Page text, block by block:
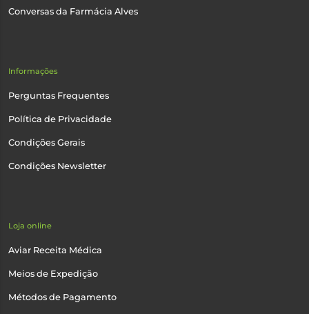
Conversas da Farmácia Alves
Informações
Perguntas Frequentes
Política de Privacidade
Condições Gerais
Condições Newsletter
Loja online
Aviar Receita Médica
Meios de Expedição
Métodos de Pagamento